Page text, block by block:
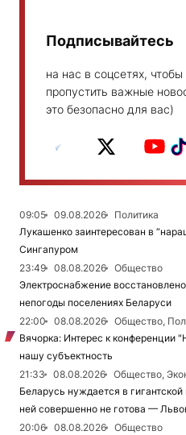
Подписывайтесь
на нас в соцсетях, чтобы
пропустить важные
это безопасно для вас)
09:05 09.08.2026
Политика
Лукашенко заинтересован в
Сингапуром
23:49
08.08.2026
Общество
Электроснабжение
непогоды поселениях Беларуси
22:00
08.08.2026
Общество,
Вячорка: Интерес к конференции
нашу субъектность
21:33
08.08.2026
Общество,
Беларусь нуждается в
ней совершенно не готова —
20:06
08.08.2026
Общество